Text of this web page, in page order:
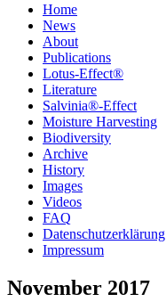
Home
News
About
Publications
Lotus-Effect®
Literature
Salvinia®-Effect
Moisture Harvesting
Biodiversity
Archive
History
Images
Videos
FAQ
Datenschutzerklärung
Impressum
November 2017